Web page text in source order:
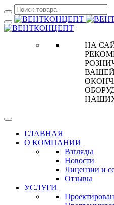
НА
ГЛАВНАЯ
О КОМПАНИИ
Взгляды
Новости
Лицензии и
Отзывы
УСЛУГИ